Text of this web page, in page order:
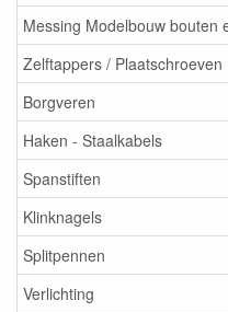
Messing Modelbouw bouten
Zelftappers / Plaatschroeven
Borgveren
Haken - Staalkabels
Spanstiften
Klinknagels
Splitpennen
Verlichting